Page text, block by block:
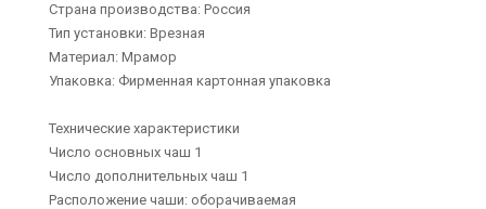
Страна производства: Россия
Тип установки: Врезная
Материал: Мрамор
Упаковка: Фирменная картонная упаковка
Технические характеристики
Число основных чаш 1
Число дополнительных чаш 1
Расположение чаши: оборачиваемая